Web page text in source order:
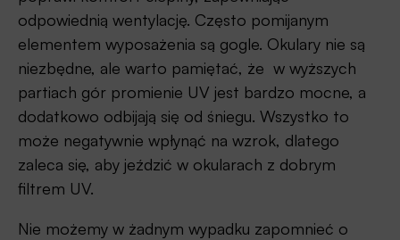
odpowiednią wentylację. Często pomijanym
elementem wyposażenia są gogle. Okulary nie są
niezbędne, ale warto pamiętać, że w wyższych
partiach gór promienie UV jest bardzo mocne, a
dodatkowo odbijają się od śniegu. Wszystko to
może negatywnie wpłynąć na wzrok, dlatego
zaleca się, aby jeździć w okularach z dobrym
filtrem UV.
Nie możemy w żadnym wypadku zapomnieć o